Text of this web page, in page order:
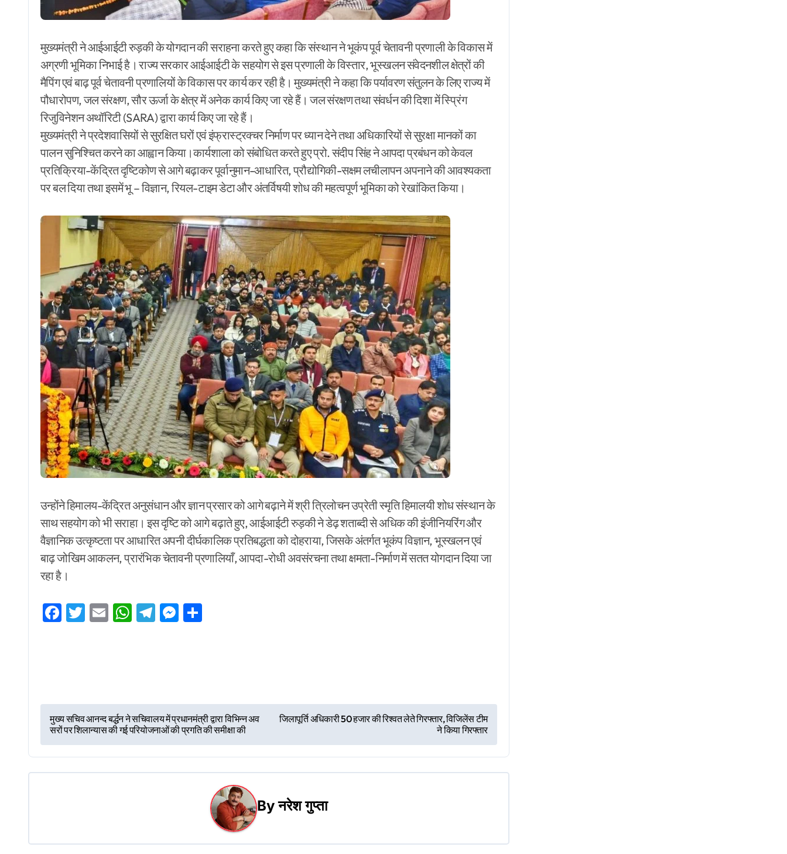
मुख्यमंत्री ने आईआईटी रुड़की के योगदान की सराहना करते हुए कहा कि संस्थान ने भूकंप पूर्व चेतावनी प्रणाली के विकास में
अग्रणी भूमिका निभाई है। राज्य सरकार आईआईटी के सहयोग से इस प्रणाली के विस्तार, भूस्खलन संवेदनशील क्षेत्रों की
मैपिंग एवं बाढ़ पूर्व चेतावनी प्रणालियों के विकास पर कार्य कर रही है। मुख्यमंत्री ने कहा कि पर्यावरण संतुलन के लिए राज्य में
पौधारोपण, जल संरक्षण, सौर ऊर्जा के क्षेत्र में अनेक कार्य किए जा रहे हैं। जल संरक्षण तथा संवर्धन की दिशा में स्प्रिंग
रिजुविनेशन अथॉरिटी (SARA) द्वारा कार्य किए जा रहे हैं।
मुख्यमंत्री ने प्रदेशवासियों से सुरक्षित घरों एवं इंफ्रास्ट्रक्चर निर्माण पर ध्यान देने तथा अधिकारियों से सुरक्षा मानकों का
पालन सुनिश्चित करने का आह्वान किया।कार्यशाला को संबोधित करते हुए प्रो. संदीप सिंह ने आपदा प्रबंधन को केवल
प्रतिक्रिया-केंद्रित दृष्टिकोण से आगे बढ़ाकर पूर्वानुमान-आधारित, प्रौद्योगिकी-सक्षम लचीलापन अपनाने की आवश्यकता
पर बल दिया तथा इसमें भू – विज्ञान, रियल-टाइम डेटा और अंतर्विषयी शोध की महत्वपूर्ण भूमिका को रेखांकित किया।
उन्होंने हिमालय-केंद्रित अनुसंधान और ज्ञान प्रसार को आगे बढ़ाने में श्री त्रिलोचन उप्रेती स्मृति हिमालयी शोध संस्थान के
साथ सहयोग को भी सराहा। इस दृष्टि को आगे बढ़ाते हुए, आईआईटी रुड़की ने डेढ़ शताब्दी से अधिक की इंजीनियरिंग और
वैज्ञानिक उत्कृष्टता पर आधारित अपनी दीर्घकालिक प्रतिबद्धता को दोहराया, जिसके अंतर्गत भूकंप विज्ञान, भूस्खलन एवं
बाढ़ जोखिम आकलन, प्रारंभिक चेतावनी प्रणालियाँ, आपदा-रोधी अवसंरचना तथा क्षमता-निर्माण में सतत योगदान दिया जा
रहा है।
Facebook
Twitter
EmailWhatsApp
Telegram
Messenger
P
o
s
मुख्य सचिव आनन्द बर्द्धन ने सचिवालय में प्रधानमंत्री द्वारा विभिन्न अव
सरों पर शिलान्यास की गई परियोजनाओं की प्रगति की समीक्षा की
जिलापूर्ति अधिकारी 50 हजार की रिश्वत लेते गिरफ्तार, विजिलेंस टीम
ने किया गिरफ्तार
Byनरेश गुप्ता